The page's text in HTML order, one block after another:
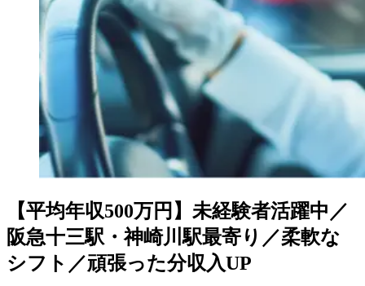
【平均年収500万円】未経験者活躍中／
阪急十三駅・神崎川駅最寄り／柔軟な
シフト／頑張った分収入UP